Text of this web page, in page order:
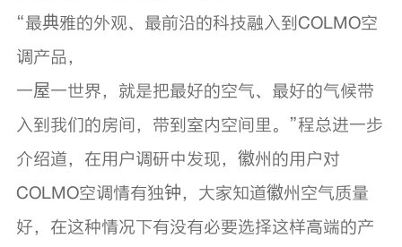
“最典雅的外观、最前沿的科技融入到COLMO空
调产品，
一屋一世界，就是把最好的空气、最好的气候带
入到我们的房间，带到室内空间里。”程总进一步
介绍道，在用户调研中发现，徽州的用户对
COLMO空调情有独钟，大家知道徽州空气质量
好，在这种情况下有没有必要选择这样高端的产